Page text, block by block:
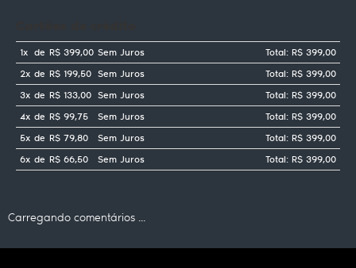
1x de R$ 399,00 Sem Juros
Total: R$ 399,00
2x de R$ 199,50 Sem Juros
Total: R$ 399,00
3x de R$ 133,00 Sem Juros
Total: R$ 399,00
4x de R$ 99,75 Sem Juros
Total: R$ 399,00
5x de R$ 79,80 Sem Juros
Total: R$ 399,00
6x de R$ 66,50 Sem Juros Total: R$ 399,00
Carregando comentários ...